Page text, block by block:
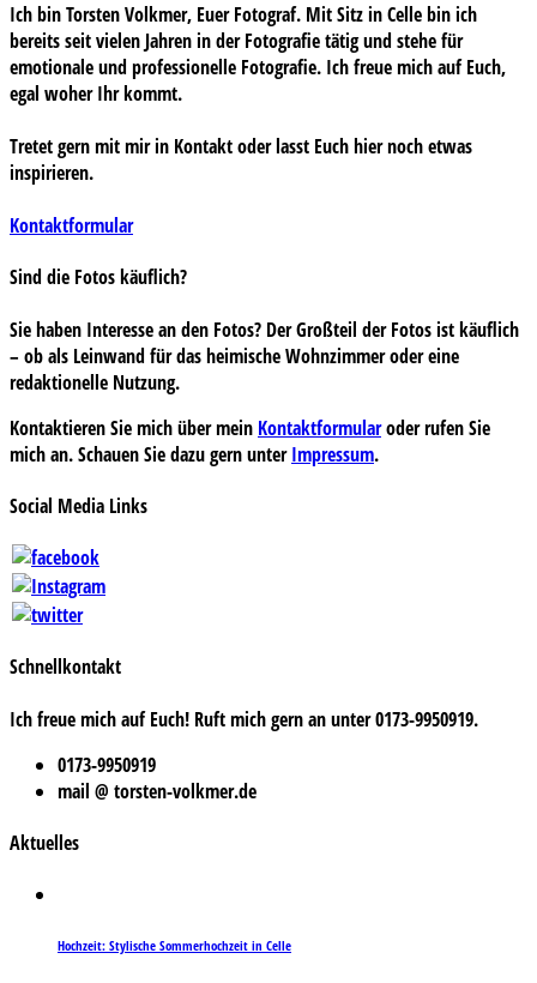
Ich bin Torsten Volkmer, Euer Fotograf. Mit Sitz in Celle bin ich
bereits seit vielen Jahren in der Fotografie tätig und stehe für
emotionale und professionelle Fotografie. Ich freue mich auf Euch,
egal woher Ihr kommt.
Tretet gern mit mir in Kontakt oder lasst Euch hier noch etwas
inspirieren.
Kontaktformular
Sind die Fotos käuflich?
Sie haben Interesse an den Fotos? Der Großteil der Fotos ist käuflich
– ob als Leinwand für das heimische Wohnzimmer oder eine
redaktionelle Nutzung.
Kontaktieren Sie mich über mein Kontaktformularoder rufen Sie
mich an. Schauen Sie dazu gern unterImpressum.
Social Media Links
Schnellkontakt
Ich freue mich auf Euch! Ruft mich gern an unter 0173-9950919.
0173-9950919
mail @ torsten-volkmer.de
Aktuelles
Hochzeit: Stylische Sommerhochzeit in Celle